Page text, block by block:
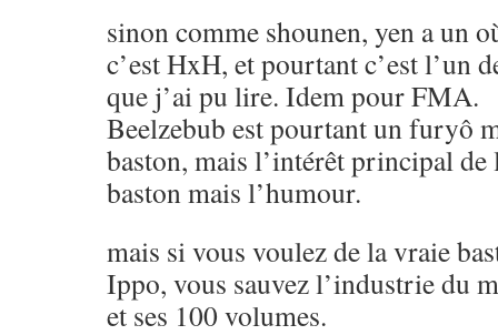
sinon comme shounen, yen a un
c’est HxH, et pourtant c’est l’un
que j’ai pu lire. Idem pour FMA.
Beelzebub est pourtant un furyô
baston, mais l’intérêt principal de
baston mais l’humour.
mais si vous voulez de la vraie
Ippo, vous sauvez l’industrie du
et ses 100 volumes.